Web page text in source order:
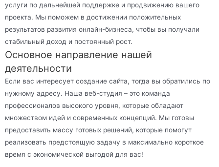
услуги по дальнейшей поддержке и продвижению вашего
проекта. Мы поможем в достижении положительных
результатов развития онлайн-бизнеса, чтобы вы получали
стабильный доход и постоянный рост.
Основное направление нашей
деятельности
Если вас интересует создание сайта, тогда вы обратились по
нужному адресу. Наша веб-студия – это команда
профессионалов высокого уровня, которые обладают
множеством идей и современных концепций. Мы готовы
предоставить массу готовых решений, которые помогут
реализовать предстоящую задачу в максимально короткое
время с экономической выгодой для вас!